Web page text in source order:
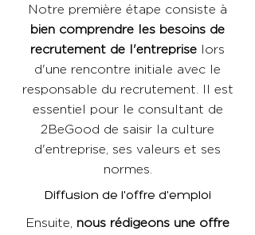
Notre première étape consiste à
bien comprendre les besoins de
recrutement de l'entreprise lors
d'une rencontre initiale avec le
responsable du recrutement. Il est
essentiel pour le consultant de
2BeGood de saisir la culture
d'entreprise, ses valeurs et ses
normes.
Diffusion de l'offre d'emploi
Ensuite, nous rédigeons une offre